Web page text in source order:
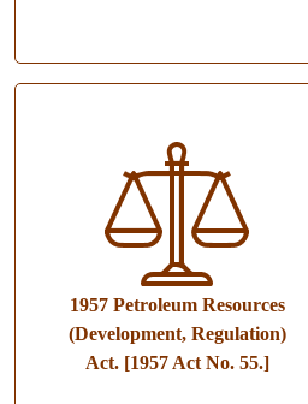
1957 Petroleum Resources
(Development, Regulation)
Act. [1957 Act No. 55.]